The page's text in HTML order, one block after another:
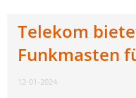
Telekom
Funkmasten
12-01-2024